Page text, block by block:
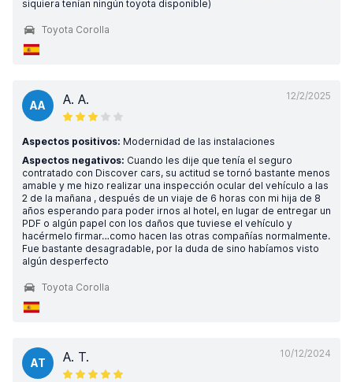
siquiera tenían ningún toyota disponible)
Toyota Corolla
12/2/2025
AA A. A.
Aspectos positivos: Modernidad de las instalaciones
Aspectos negativos: Cuando les dije que tenía el seguro
contratado con Discover cars, su actitud se tornó bastante menos
amable y me hizo realizar una inspección ocular del vehículo a las
2 de la mañana , después de un viaje de 6 horas con mi hija de 8
años esperando para poder irnos al hotel, en lugar de entregar un
PDF o algún papel con los daños que tuviese el vehículo y
hacérmelo firmar…como hacen las otras compañías normalmente.
Fue bastante desagradable, por la duda de sino habíamos visto
algún desperfecto
Toyota Corolla
10/12/2024
AT A. T.